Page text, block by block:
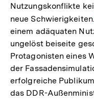
Nutzungskonflikte
neue Schwierigkeiten.
einem adäquaten
ungelöst beiseite
Protagonisten eines
der
erfolgreiche
das DDR-